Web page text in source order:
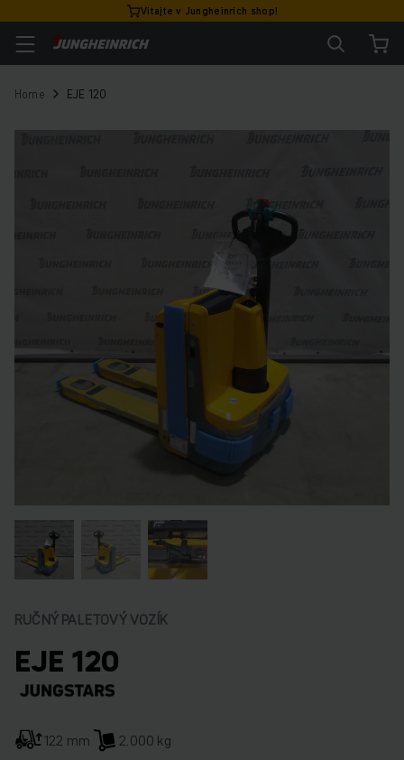
Vitajte v Jungheinrich shop!
Home EJE 120
RUČNÝ PALETOVÝ VOZÍK
EJE 120
122 mm 2.000 kg